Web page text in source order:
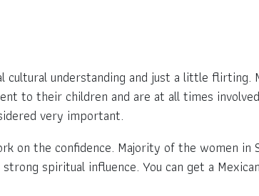
cultural understanding and just a little
to their children and are at all times
very important.
on the confidence. Majority of the women
spiritual influence. You can get a